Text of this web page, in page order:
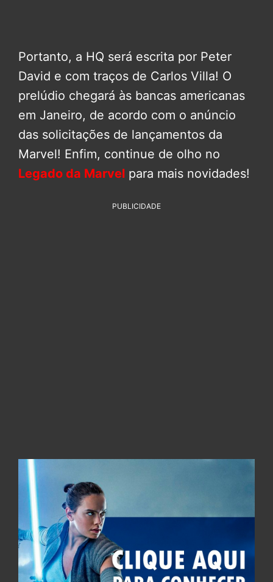
Portanto, a HQ será escrita por Peter
David e com traços de Carlos Villa! O
prelúdio chegará às bancas americanas
em Janeiro, de acordo com o anúncio
das solicitações de lançamentos da
Marvel! Enfim, continue de olho no
Legado da Marvel para mais novidades!
PUBLICIDADE